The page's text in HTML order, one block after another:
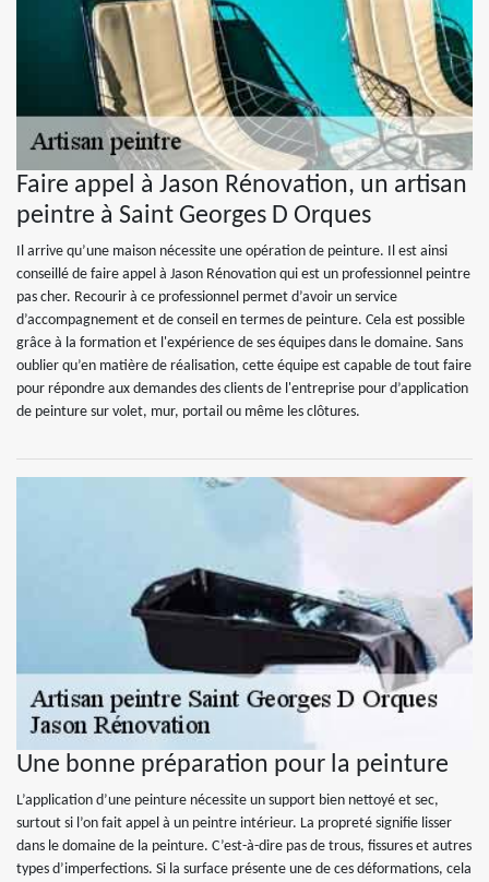
Faire appel à Jason Rénovation, un artisan
peintre à Saint Georges D Orques
Il arrive qu’une maison nécessite une opération de peinture. Il est ainsi
conseillé de faire appel à Jason Rénovation qui est un professionnel peintre
pas cher. Recourir à ce professionnel permet d’avoir un service
d’accompagnement et de conseil en termes de peinture. Cela est possible
grâce à la formation et l'expérience de ses équipes dans le domaine. Sans
oublier qu’en matière de réalisation, cette équipe est capable de tout faire
pour répondre aux demandes des clients de l'entreprise pour d’application
de peinture sur volet, mur, portail ou même les clôtures.
Une bonne préparation pour la peinture
L’application d’une peinture nécessite un support bien nettoyé et sec,
surtout si l’on fait appel à un peintre intérieur. La propreté signifie lisser
dans le domaine de la peinture. C’est-à-dire pas de trous, fissures et autres
types d’imperfections. Si la surface présente une de ces déformations, cela